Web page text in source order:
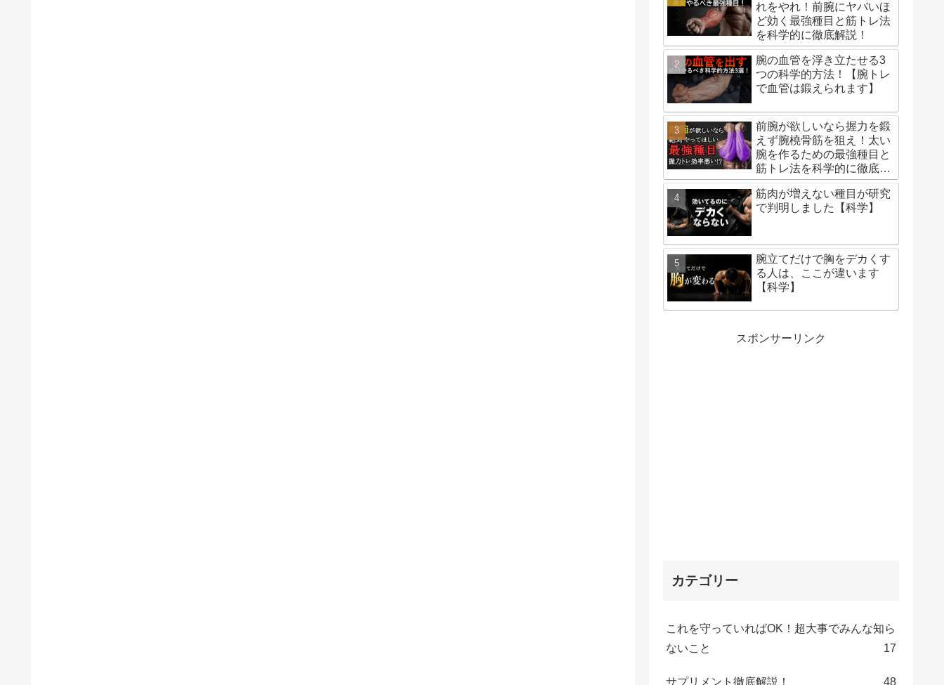
れをやれ！前腕にヤバいほ
ど効く最強種目と筋トレ法
を科学的に徹底解説！
腕の血管を浮き立たせる3
つの科学的方法！【腕トレ
で血管は鍛えられます】
前腕が欲しいなら握力を鍛
えず腕橈骨筋を狙え！太い
腕を作るための最強種目と
筋トレ法を科学的に徹底解
説！
筋肉が増えない種目が研究
で判明しました【科学】
腕立てだけで胸をデカくす
る人は、ここが違います
【科学】
スポンサーリンク
カテゴリー
これを守っていればOK！超大事でみんな知ら
ないこと
17
サプリメント徹底解説！ 48